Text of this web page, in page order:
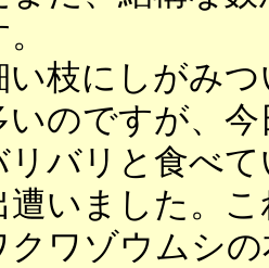
枝にしがみつ
のですが、今
リバリと食べて
遭いました。こ
クワゾウムシ